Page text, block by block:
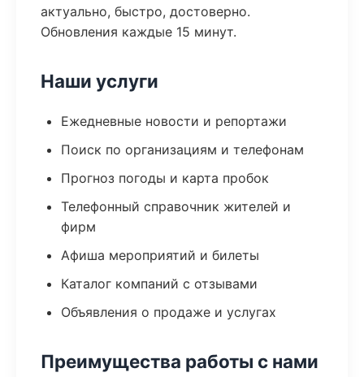
актуально, быстро, достоверно.
Обновления каждые 15 минут.
Наши услуги
Ежедневные новости и репортажи
Поиск по организациям и телефонам
Прогноз погоды и карта пробок
Телефонный справочник жителей и
фирм
Афиша мероприятий и билеты
Каталог компаний с отзывами
Объявления о продаже и услугах
Преимущества работы с нами